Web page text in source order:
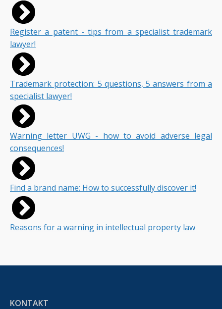
Register a patent - tips from a specialist trademark
lawyer!
Trademark protection: 5 questions, 5 answers from a
specialist lawyer!
Warning letter UWG - how to avoid adverse legal
consequences!
Find a brand name: How to successfully discover it!
Reasons for a warning in intellectual property law
KONTAKT